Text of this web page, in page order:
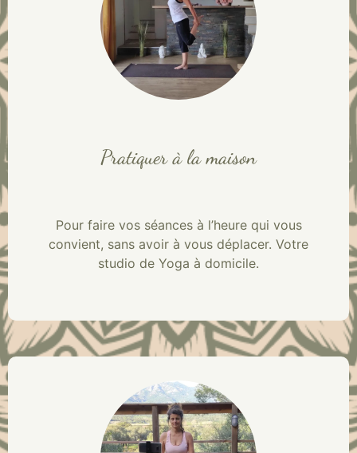
Pratiquer à la maison
Pour faire vos séances à l’heure qui vous
convient, sans avoir à vous déplacer. Votre
studio de Yoga à domicile.